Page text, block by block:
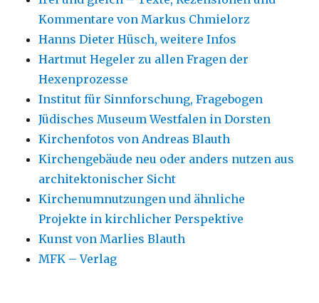
Kommentare von Markus Chmielorz
Hanns Dieter Hüsch, weitere Infos
Hartmut Hegeler zu allen Fragen der
Hexenprozesse
Institut für Sinnforschung, Fragebogen
Jüdisches Museum Westfalen in Dorsten
Kirchenfotos von Andreas Blauth
Kirchengebäude neu oder anders nutzen aus
architektonischer Sicht
Kirchenumnutzungen und ähnliche
Projekte in kirchlicher Perspektive
Kunst von Marlies Blauth
MFK – Verlag